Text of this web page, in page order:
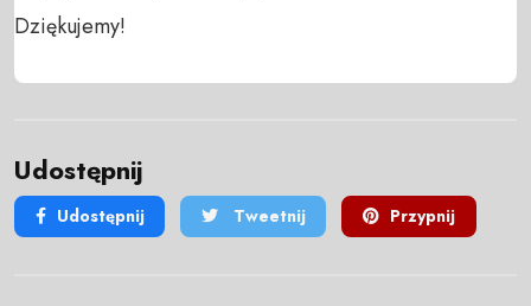
Dziękujemy!
Udostępnij
Udostępnij Tweetnij Przypnij